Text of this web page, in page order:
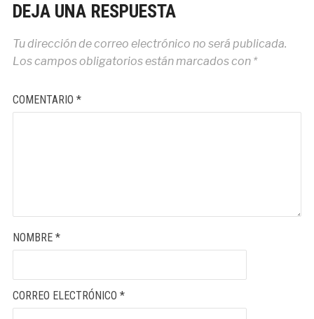
DEJA UNA RESPUESTA
Tu dirección de correo electrónico no será publicada.
Los campos obligatorios están marcados con *
COMENTARIO *
NOMBRE *
CORREO ELECTRÓNICO *